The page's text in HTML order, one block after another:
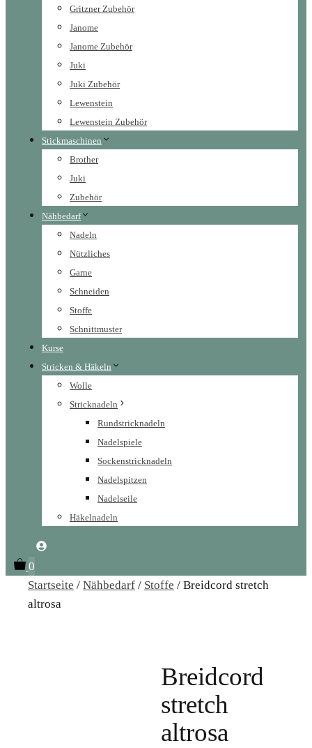
Gritzner Zubehör
Janome
Janome Zubehör
Juki
Juki Zubehör
Lewenstein
Lewenstein Zubehör
Stickmaschinen
Brother
Juki
Zubehör
Nähbedarf
Nadeln
Nützliches
Garne
Schneiden
Stoffe
Schnittmuster
Kurse
Stricken & Häkeln
Wolle
Stricknadeln
Rundstricknadeln
Nadelspiele
Sockenstricknadeln
Nadelspitzen
Nadelseile
Häkelnadeln
0
Startseite / Nähbedarf / Stoffe / Breidcord stretch
altrosa
Breidcord
stretch
altrosa